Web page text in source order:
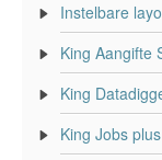
Instelbare
King Aangifte
King
King Jobs